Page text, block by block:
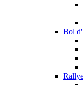
Bol